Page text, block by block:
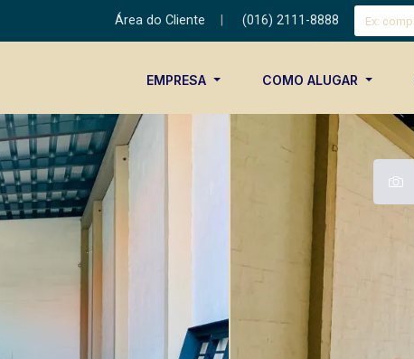
Área do Cliente (016) 2111-8888
EMPRESA COMO ALUGAR